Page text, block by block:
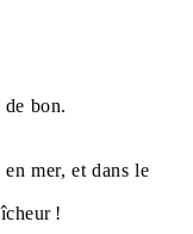
bon.
mer, et dans le
!